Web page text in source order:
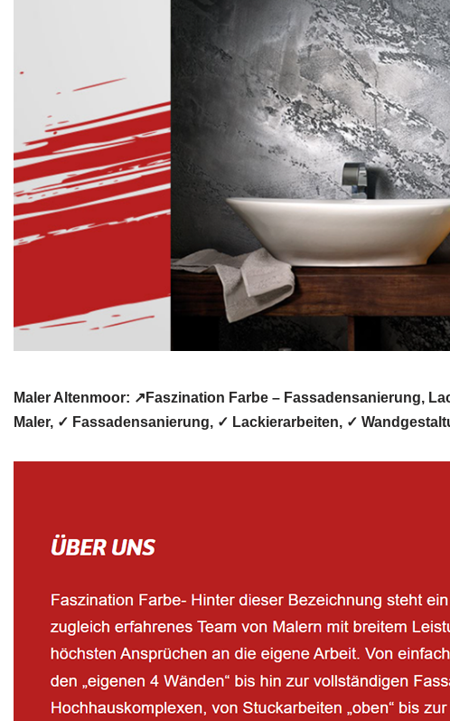
Maler Altenmoor: ↗️Faszination Farbe – Fassadensanierung,
Maler, ✓ Fassadensanierung, ✓ Lackierarbeiten, ✓